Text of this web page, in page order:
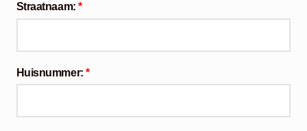
Straatnaam:*
Huisnummer:*